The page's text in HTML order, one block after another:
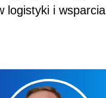
logistyki i wsparcia